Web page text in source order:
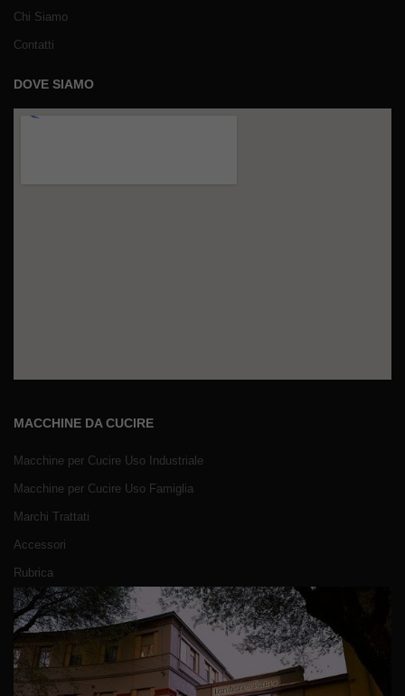
Chi Siamo
Contatti
DOVE SIAMO
MACCHINE DA CUCIRE
Macchine per Cucire Uso Industriale
Macchine per Cucire Uso Famiglia
Marchi Trattati
Accessori
Rubrica